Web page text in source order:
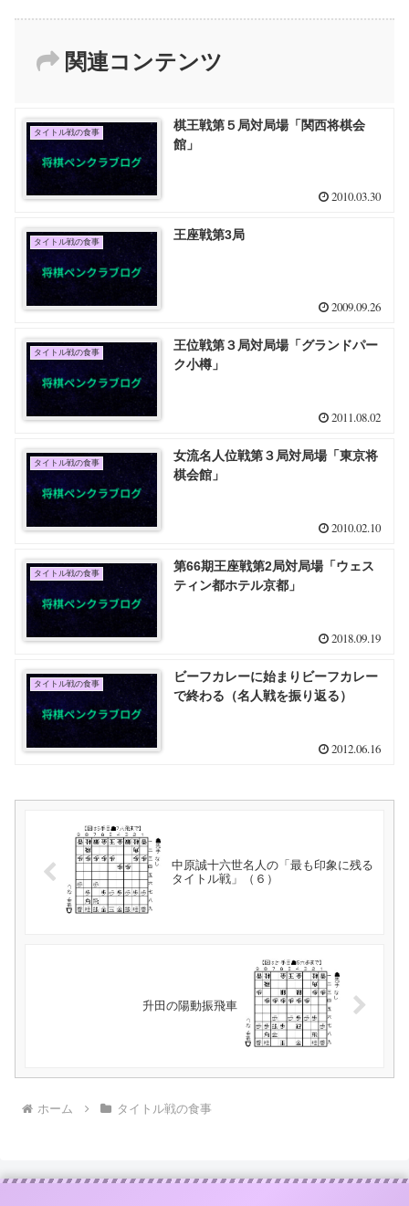
関連コンテンツ
タイトル戦の食事
棋王戦第５局対局場「関西将棋会
館」
2010.03.30
タイトル戦の食事 王座戦第3局
2009.09.26
タイトル戦の食事
王位戦第３局対局場「グランドパー
ク小樽」
2011.08.02
タイトル戦の食事
女流名人位戦第３局対局場「東京将
棋会館」
2010.02.10
タイトル戦の食事
第66期王座戦第2局対局場「ウェス
ティン都ホテル京都」
2018.09.19
タイトル戦の食事
ビーフカレーに始まりビーフカレー
で終わる（名人戦を振り返る）
2012.06.16
中原誠十六世名人の「最も印象に残る
タイトル戦」（６）
升田の陽動振飛車
ホーム タイトル戦の食事